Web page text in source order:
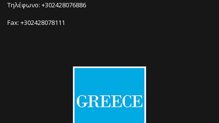
Τηλέφωνο: +302428076886
Fax: +302428078111